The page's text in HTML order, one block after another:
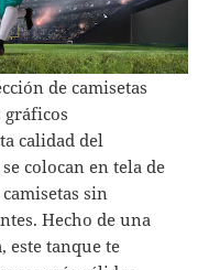
de camisetas
gráficos
calidad del
colocan en tela de
sin
Hecho de una
este tanque te